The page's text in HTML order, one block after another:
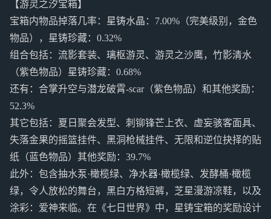
【游灵之汐宝箱】
宝箱内物品掉落几率：星铸水晶：7.00%（完美级别，金色
物品），星铸珍藏：0.32%
组合包括：流影套装、璃枢游灵、游灵之沙鹰，竹影清水
（紫色物品）星铸珍藏：0.68%
还有：合掌升空与潜龙破霄-scar（紫色物品）和其他奖励：
52.3%
其它包括：夏日聚会发型、刺铆锋芒上衣、虚妄骇客面具、
失落金果的摇篮挂件、黑洞枪械挂件、无限和逆位抉择的贴
纸（蓝色物品）其他奖励：39.7%
此外：包含抽水泵·橄榄绿、净水器·橄榄绿、发酵桶·橄榄
绿，令人放松的舞台，黑白方格短裤，芝星漫游凉鞋，以及
涂彩：爱神来临。在《七日世界》中，星铸宝箱的奖励设计